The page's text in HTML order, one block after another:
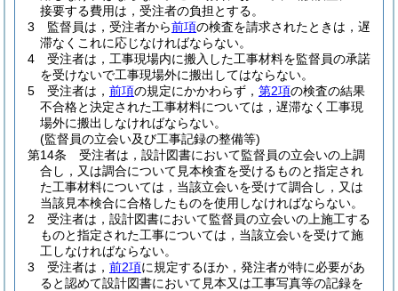
接要する費用は，受注者の負担とする。
3
監督員は，受注者から前項の検査を請求されたときは，遅
滞なくこれに応じなければならない。
4
受注者は，工事現場内に搬入した工事材料を監督員の承諾
を受けないで工事現場外に搬出してはならない。
5
受注者は， 前項の規定にかかわらず， 第2項の検査の結果
不合格と決定された工事材料については，遅滞なく工事現
場外に搬出しなければならない。
(監督員の立会い及び工事記録の整備等)
第14条
受注者は，設計図書において監督員の立会いの上調
合し，又は調合について見本検査を受けるものと指定され
た工事材料については，当該立会いを受けて調合し，又は
当該見本検合に合格したものを使用しなければならない。
2
受注者は，設計図書において監督員の立会いの上施工する
ものと指定された工事については，当該立会いを受けて施
工しなければならない。
3
受注者は， 前2項に規定するほか，発注者が特に必要があ
ると認めて設計図書において見本又は工事写真等の記録を